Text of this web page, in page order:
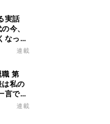
実話
今、
なっ
連載
第
私の
言でベ
現場連載